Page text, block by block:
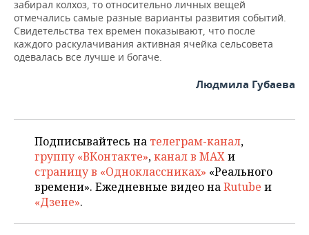
забирал колхоз, то относительно личных вещей
отмечались самые разные варианты развития событий.
Свидетельства тех времен показывают, что после
каждого раскулачивания активная ячейка сельсовета
одевалась все лучше и богаче.
Людмила Губаева
Подписывайтесь на телеграм-канал,
группу «ВКонтакте»,канал в MAXи
страницу в «Одноклассниках» «Реального
времени». Ежедневные видео наRutube и
«Дзене».